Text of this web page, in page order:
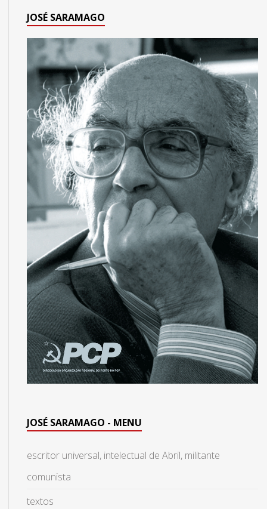
JOSÉ SARAMAGO
JOSÉ SARAMAGO - MENU
escritor universal, intelectual de Abril, militante
comunista
textos